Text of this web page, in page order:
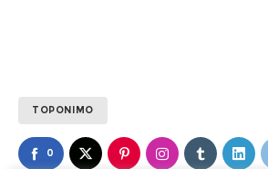
TOPONIMO
0